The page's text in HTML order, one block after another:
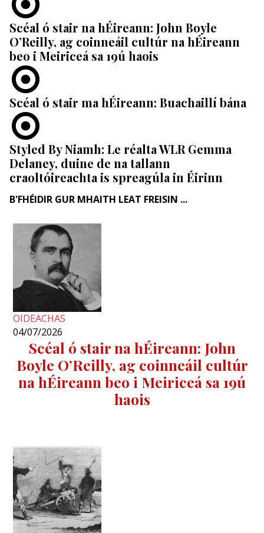
Scéal ó stair na hÉireann: John Boyle
O’Reilly, ag coinneáil cultúr na hÉireann
beo i Meiriceá sa 19ú haois
Scéal ó stair ma hÉireann: Buachaillí bána
Styled By Niamh: Le réalta WLR Gemma
Delaney, duine de na tallann
craoltóireachta is spreagúla in Éirinn
B'FHÉIDIR GUR MHAITH LEAT FREISIN ...
OIDEACHAS
04/07/2026
Scéal ó stair na hÉireann: John
Boyle O’Reilly, ag coinneáil cultúr
na hÉireann beo i Meiriceá sa 19ú
haois